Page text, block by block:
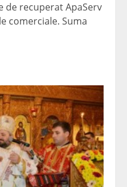
de recuperat ApaServ
comerciale. Suma